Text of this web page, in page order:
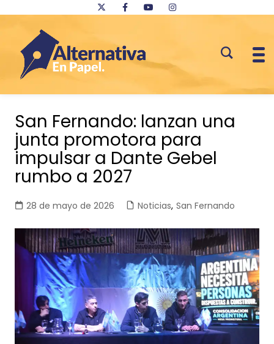
contenido
San Fernando: lanzan una
junta promotora para
impulsar a Dante Gebel
rumbo a 2027
28 de mayo de 2026 Noticias, San Fernando